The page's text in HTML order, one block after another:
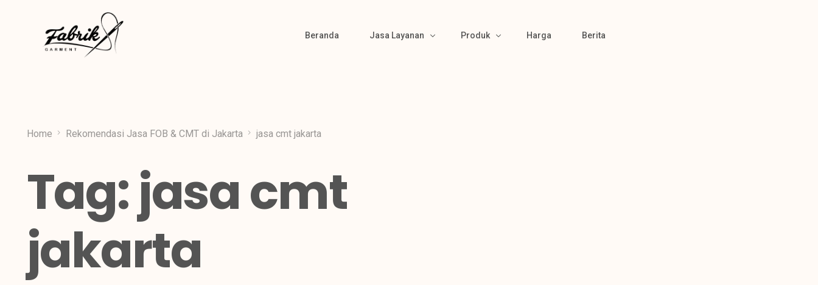
Beranda Jasa Layanan Produk Harga Berita
Home Rekomendasi Jasa FOB & CMT di Jakarta jasa cmt jakarta
Tag:jasa cmt
jakarta